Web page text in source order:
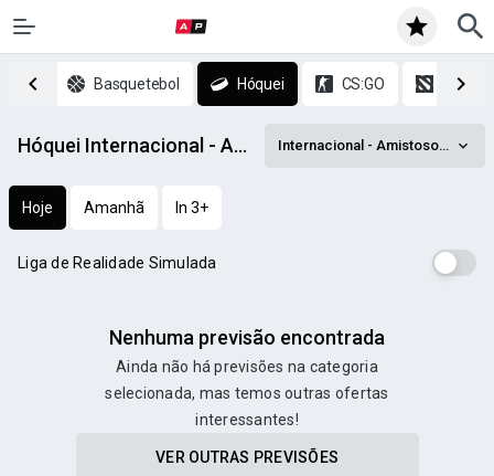
Ténis Basquetebol Hóquei CS:GO DOTA 2
Hóquei Internacional - Amistosos de Clubes Sub-21 prognósticos Internacional - Amistosos de Clubes Sub-21
Hoje Amanhã In 3+
Liga de Realidade Simulada
Nenhuma previsão encontrada
Ainda não há previsões na categoria
selecionada, mas temos outras ofertas
interessantes!
VER OUTRAS PREVISÕES